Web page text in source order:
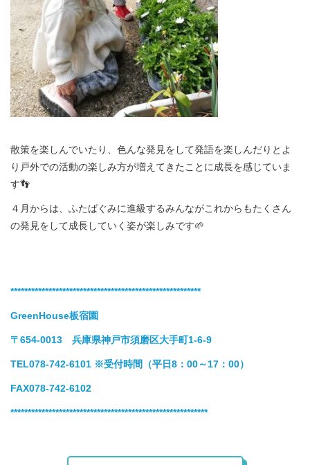
散策を楽しんでいたり、色んな発見をして発語を楽しんだりとよ
り戸外での活動の楽しみ方が増えてきたことに成長を感じていま
す👣
４月からは、ふたばぐみに進級するみんながこれからもたくさん
の発見をして成長していく姿が楽しみです🌱
*******************************************************
GreenHouse板宿園
〒654-0013 兵庫県神戸市須磨区大手町1-6-9
TEL078-742-6101 ※受付時間（平日8：00～17：00）
FAX078-742-6102
*********************************************************